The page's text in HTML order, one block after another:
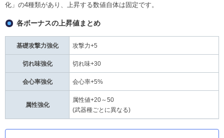
化」の4種類があり、上昇する数値自体は固定です。
各ボーナスの上昇値まとめ
基礎攻撃力強化 攻撃力+5
切れ味強化 切れ味+30
会心率強化 会心率+5%
属性強化
属性値+20～50
(武器種ごとに異なる)